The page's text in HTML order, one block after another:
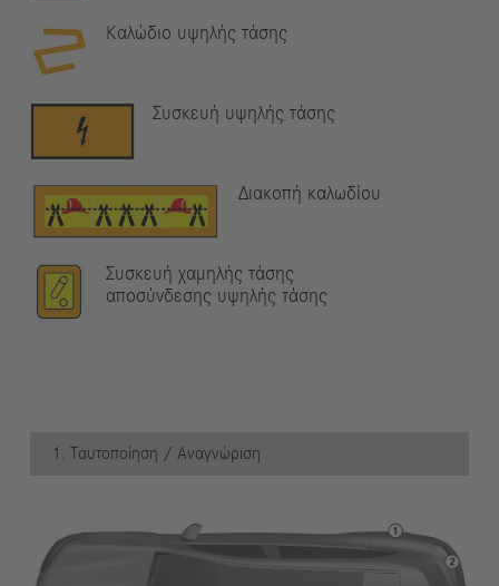
Καλώδιο υψηλής τάσης
Συσκευή υψηλής τάσης
Διακοπή καλωδίου
Συσκευή χαμηλής τάσης
αποσύνδεσης υψηλής τάσης
1. Ταυτοποίηση / Αναγνώριση